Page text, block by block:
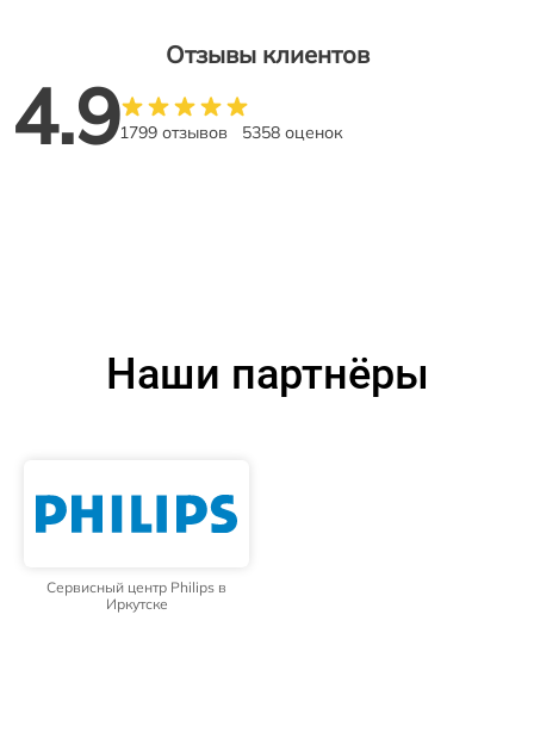
Отзывы клиентов
4.91799 отзывов 5358 оценок
Наши партнёры
Сервисный центр Philips в
Иркутске